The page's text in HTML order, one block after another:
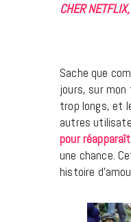
CHER NETFLIX,
Sache que
jours, sur
trop longs, et
autres
pour
une chance.
histoire